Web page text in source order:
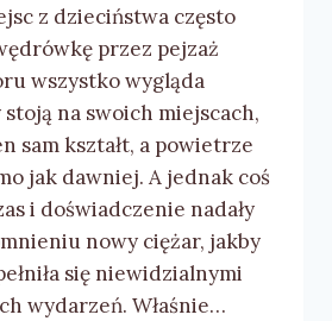
z dzieciństwa często
przez pejzaż
wszystko wygląda
na swoich miejscach,
sam kształt, a powietrze
jak dawniej. A jednak coś
i doświadczenie nadały
nowy ciężar, jakby
się niewidzialnymi
wydarzeń. Właśnie…